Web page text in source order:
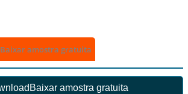
Baixar amostra gratuita
Baixar amostra gratuita